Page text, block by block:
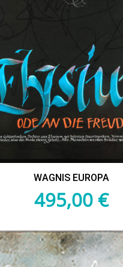
WAGNIS EUROPA
495,00 €